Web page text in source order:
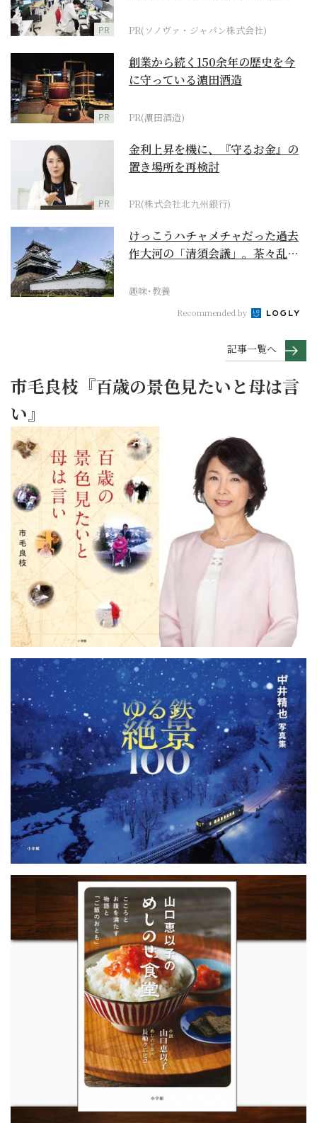
PR PR(ソノヴァ・ジャパン株式会社)
PR
創業から続く150余年の歴史を今
に守っている濵田酒造
PR(濵田酒造)
PR
金利上昇を機に、『守るお金』の
置き場所を再検討
PR(株式会社北九州銀行)
けっこうハチャメチャだった過去
作大河の「清須会議」。茶々乱
趣味･教養
Recommended by
記事一覧へ
市毛良枝『百歳の景色見たいと母は言
い』